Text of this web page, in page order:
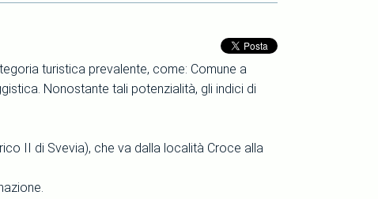
turistica prevalente, come: Comune a
Nonostante tali potenzialità, gli indici di
II di Svevia), che va dalla località Croce alla